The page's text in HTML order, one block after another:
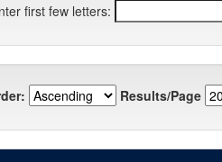
first few letters:
Results/Page